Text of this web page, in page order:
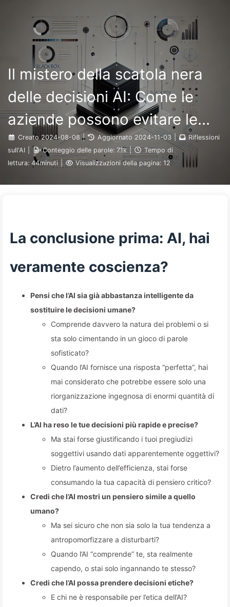
Il Percorso verso la Trasformazione dell'IA
Link Informazioni 🇮🇹 Italiano
Il mistero della scatola nera
delle decisioni AI: Come le
aziende possono evitare le
trappole dell'intelligenza
artificiale e ridefinire i
processi decisionali—
136
Creato 2024-08-08 | Aggiornato 2024-11-03 |
Riflessioni
sull'AI
Conteggio delle parole: 7.1k |
Tempo di
lettura: 44minuti | Visualizzazioni della pagina: 12
La conclusione prima: AI, hai
veramente coscienza?
Pensi che l’AI sia già abbastanza intelligente da
sostituire le decisioni umane?
Comprende davvero la natura dei problemi o si
sta solo cimentando in un gioco di parole
sofisticato?
Quando l’AI fornisce una risposta “perfetta”, hai
mai considerato che potrebbe essere solo una
riorganizzazione ingegnosa di enormi quantità di
dati?
L’AI ha reso le tue decisioni più rapide e precise?
Ma stai forse giustificando i tuoi pregiudizi
soggettivi usando dati apparentemente oggettivi?
Dietro l’aumento dell’efficienza, stai forse
consumando la tua capacità di pensiero critico?
Credi che l’AI mostri un pensiero simile a quello
umano?
Ma sei sicuro che non sia solo la tua tendenza a
antropomorfizzare a disturbarti?
Quando l’AI “comprende” te, sta realmente
capendo, o stai solo ingannando te stesso?
Credi che l’AI possa prendere decisioni etiche?
E chi ne è responsabile per l’etica dell’AI?